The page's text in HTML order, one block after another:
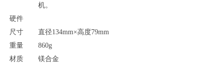
机。
硬件
尺寸
直径134mm×高度79mm
重量
860g
材质
镁合金